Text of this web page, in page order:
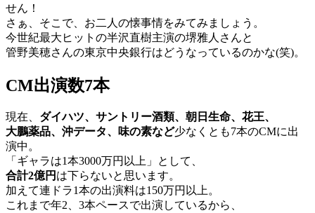
せん！
さぁ、そこで、お二人の懐事情をみてみましょう。
今世紀最大ヒットの半沢直樹主演の堺雅人さんと
管野美穂さんの東京中央銀行はどうなっているのかな(笑)。
CM出演数7本
現在、 ダイハツ、サントリー酒類、朝日生命、花王、
大鵬薬品、沖データ、味の素など少なくとも7本のCMに出
演中。
「ギャラは1本3000万円以上」として、
合計2億円 は下らないと思います。
加えて連ドラ1本の出演料は150万円以上。
これまで年2、3本ペースで出演しているから、